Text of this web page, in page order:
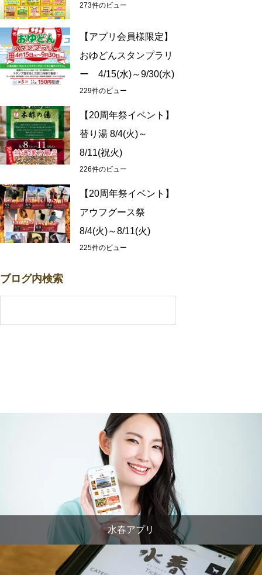
273件のビュー
【アプリ会員様限定】
おゆどんスタンプラリ
ー 4/15(水)～9/30(水)
229件のビュー
【20周年祭イベント】
替り湯 8/4(火)～
8/11(祝火)
226件のビュー
【20周年祭イベント】
アウフグース祭
8/4(火)～8/11(火)
225件のビュー
ブログ内検索
水春アプリ